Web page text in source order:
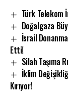
Türk Telekom
Doğalgaza
İsrail
Etti!
Silah Taşıma
İklim
Kırıyor!